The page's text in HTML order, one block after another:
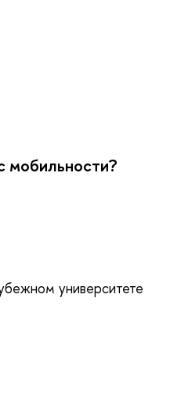
мобильности?
университете